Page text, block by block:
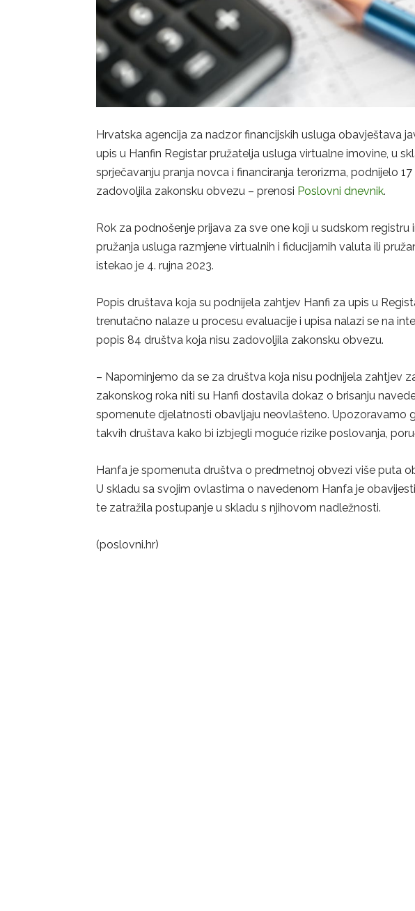
Hrvatska agencija za nadzor financijskih usluga obavještava
upis u Hanfin Registar pružatelja usluga virtualne imovine, u
sprječavanju pranja novca i financiranja terorizma, podnijelo
zadovoljila zakonsku obvezu – prenosi Poslovni dnevnik.
Rok za podnošenje prijava za sve one koji u sudskom
pružanja usluga razmjene virtualnih i fiducijarnih valuta ili
istekao je 4. rujna 2023.
Popis društava koja su podnijela zahtjev Hanfi za upis u
trenutačno nalaze u procesu evaluacije i upisa nalazi se na
popis 84 društva koja nisu zadovoljila zakonsku obvezu.
– Napominjemo da se za društva koja nisu podnijela zahtjev
zakonskog roka niti su Hanfi dostavila dokaz o brisanju
spomenute djelatnosti obavljaju neovlašteno. Upozoravamo
takvih društava kako bi izbjegli moguće rizike poslovanja,
Hanfa je spomenuta društva o predmetnoj obvezi više puta
U skladu sa svojim ovlastima o navedenom Hanfa je
te zatražila postupanje u skladu s njihovom nadležnosti.
(poslovni.hr)